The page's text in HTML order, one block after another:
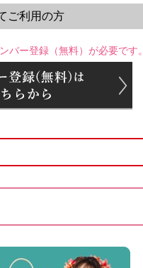
ご利用の方
バー登録（無料）が必要です。